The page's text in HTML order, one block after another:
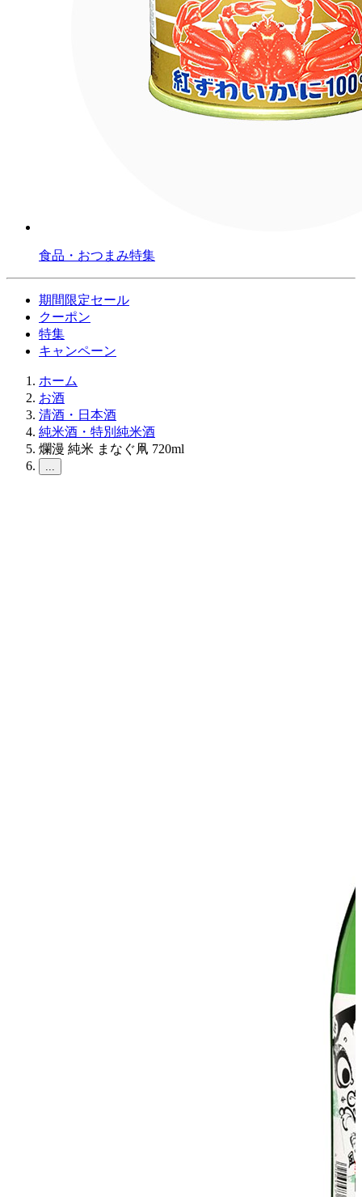
食品・おつまみ特集
期間限定セール
クーポン
特集
キャンペーン
ホーム
お酒
清酒・日本酒
純米酒・特別純米酒
爛漫 純米 まなぐ凧 720ml
...